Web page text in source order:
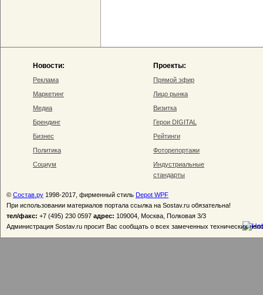
Новости:
Реклама
Маркетинг
Медиа
Брендинг
Бизнес
Политика
Социум
Проекты:
Прямой эфир
Лицо рынка
Визитка
Герои DIGITAL
Рейтинги
Фоторепортажи
Индустриальные
стандарты
© Состав.ру 1998-2017, фирменный стиль Depot WPF
При использовании материалов портала ссылка на Sostav.ru обязательна!
тел/факс: +7 (495) 230 0597 адрес: 109004, Москва, Полковая 3/3
Администрация Sostav.ru просит Вас сообщать о всех замеченных технических